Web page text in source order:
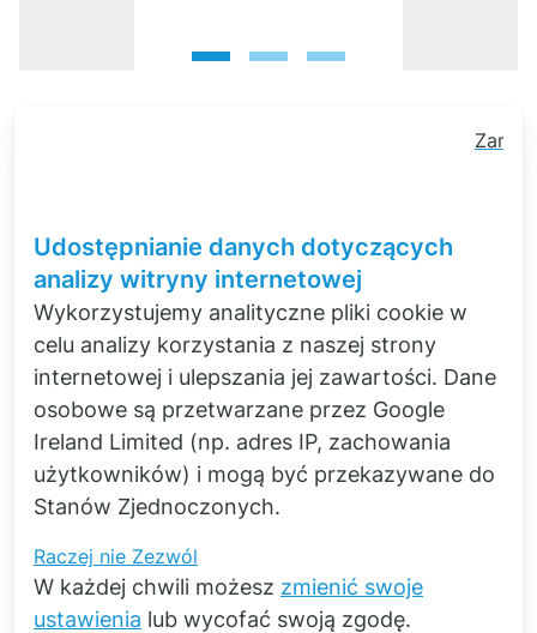
1 2 3
Nasz sprzęt
Wysokiej klasy sprzęt dla małych i
wymagających projektów
Od początku naszej działalności łączymy
pomiary z symulacją. Znajduje to
odzwierciedlenie w naszym rozbudowanym,
wypróbowanym i przetestowanym sprzęcie
do szerokiego zakresu zagadnień
Udostępnianie danych dotyczących
analizy witryny internetowej
Wykorzystujemy analityczne pliki cookie w
celu analizy korzystania z naszej strony
internetowej i ulepszania jej zawartości. Dane
osobowe są przetwarzane przez Google
Ireland Limited (np. adres IP, zachowania
użytkowników) i mogą być przekazywane do
Stanów Zjednoczonych.
Raczej nie Zezwól
W każdej chwili możesz zmienić swoje
ustawienia lub wycofać swoją zgodę.